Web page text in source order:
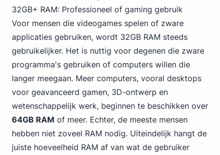
32GB+ RAM: Professioneel of gaming gebruik
Voor mensen die videogames spelen of zware
applicaties gebruiken, wordt 32GB RAM steeds
gebruikelijker. Het is nuttig voor degenen die zware
programma's gebruiken of computers willen die
langer meegaan. Meer computers, vooral desktops
voor geavanceerd gamen, 3D-ontwerp en
wetenschappelijk werk, beginnen te beschikken over
64GB RAM of meer. Echter, de meeste mensen
hebben niet zoveel RAM nodig. Uiteindelijk hangt de
juiste hoeveelheid RAM af van wat de gebruiker